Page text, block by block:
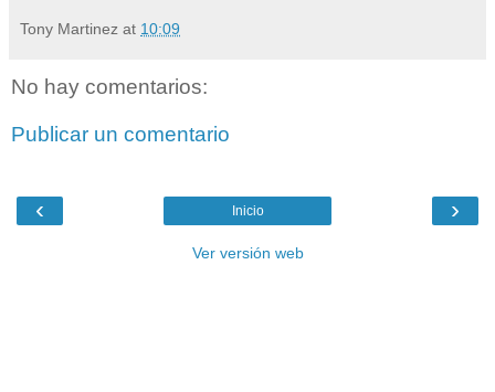
Tony Martinez at 10:09
No hay comentarios:
Publicar un comentario
‹ ›
Inicio
Ver versión web